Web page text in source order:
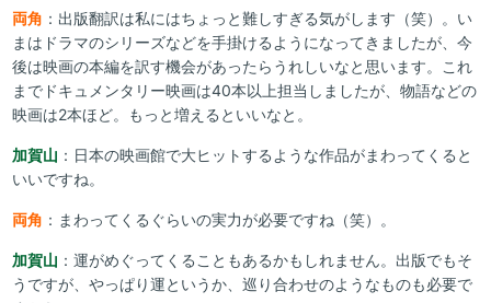
両角 ：出版翻訳は私にはちょっと難しすぎる気がします（笑）。い
まはドラマのシリーズなどを手掛けるようになってきましたが、今
後は映画の本編を訳す機会があったらうれしいなと思います。これ
までドキュメンタリー映画は40本以上担当しましたが、物語などの
映画は2本ほど。もっと増えるといいなと。
加賀山 ：日本の映画館で大ヒットするような作品がまわってくると
いいですね。
両角 ：まわってくるぐらいの実力が必要ですね（笑）。
加賀山 ：運がめぐってくることもあるかもしれません。出版でもそ
うですが、やっぱり運というか、巡り合わせのようなものも必要で